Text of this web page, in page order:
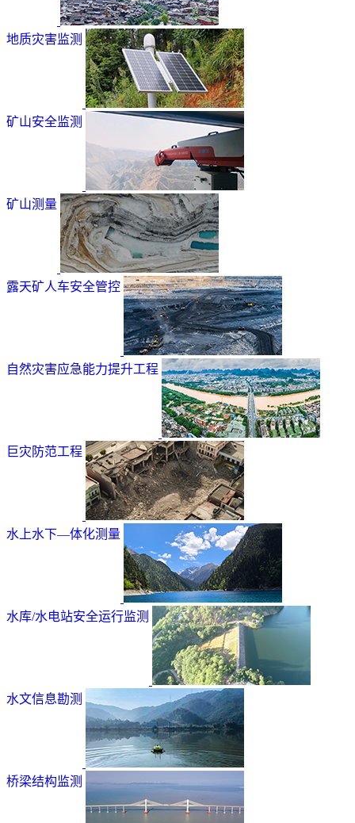
地质灾害监测
矿山安全监测
矿山测量
露天矿人车安全管控
自然灾害应急能力提升工程
巨灾防范工程
水上水下—体化测量
水库/水电站安全运行监测
水文信息勘测
桥梁结构监测